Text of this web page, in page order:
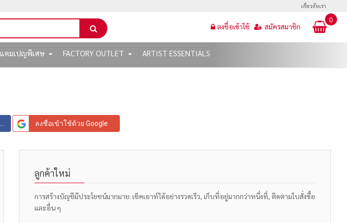
เกี่ยวกับเรา
0
ลงชื่อเข้าใช้ สมัครสมาชิก
แคมเปญพิเศษ FACTORY OUTLET
ARTIST ESSENTIALS
ลงชื่อเข้าใช้ด้วย Google
ลูกค้าใหม่
การสร้างบัญชีมีประโยชน์มากมาย: เช็คเอาท์ได้อย่างรวดเร็ว, เก็บที่อยู่มากกว่าหนึ่งที่, ติดตามใบสั่งซื้อ
และอื่น ๆ